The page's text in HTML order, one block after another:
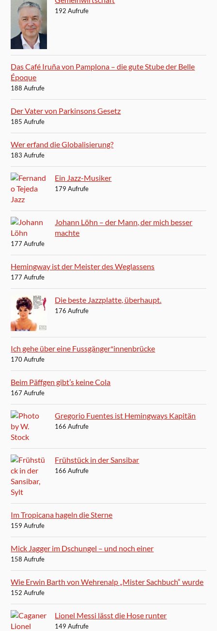
192 Aufrufe
Das Café Iruña von Pamplona – die gute Stube der Belle
Époque
188 Aufrufe
Der Vater von Parkinsons Gesetz
185 Aufrufe
Wer erfand die Globalisierung?
183 Aufrufe
Ein Jazz-Musiker
179 Aufrufe
Johann Löhn – der Mann, der mich besser
machte
177 Aufrufe
Hemingway ist der Meister des Weglassens
177 Aufrufe
Die beste Jazzplatte, überhaupt.
176 Aufrufe
Ich gehe über eine Fussgänger*innenbrücke
170 Aufrufe
Beim Päffgen gibt’s keine Cola
167 Aufrufe
Gregorio Fuentes ist Hemingways Kapitän
166 Aufrufe
Frühstück in der Sansibar
166 Aufrufe
Im Tropicana hageln die Sterne
159 Aufrufe
Mick Jagger im Dschungel – und noch einer
158 Aufrufe
Wie Erwin Barth von Wehrenalp „Mister Sachbuch“ wurde
152 Aufrufe
Lionel Messi lässt die Hose runter
149 Aufrufe